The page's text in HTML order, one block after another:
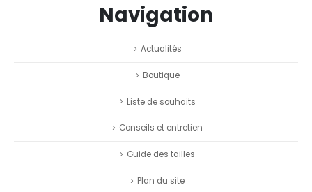
Navigation
Actualités
Boutique
Liste de souhaits
Conseils et entretien
Guide des tailles
Plan du site